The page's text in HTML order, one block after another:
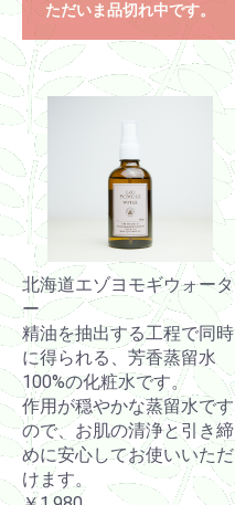
ただいま品切れ中です。
北海道エゾヨモギウォータ
ー
精油を抽出する工程で同時
に得られる、芳香蒸留水
100%の化粧水です。
作用が穏やかな蒸留水です
ので、お肌の清浄と引き締
めに安心してお使いいただ
けます。